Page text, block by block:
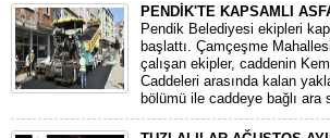
PENDİK'TE KAPSAMLI
Pendik Belediyesi ekipleri
başlattı. Çamçeşme
çalışan ekipler, caddenin
Caddeleri arasında kalan
bölümü ile caddeye bağlı ara